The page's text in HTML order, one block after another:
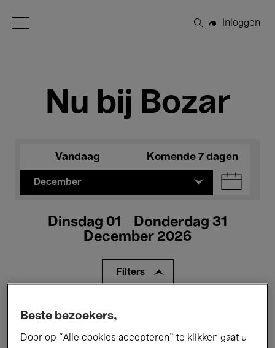
Open Menu
Zoeken
Inloggen
Nu bij Bozar
Vandaag Komende 7 dagen
December
Dinsdag 01 - Donderdag 31
December 2026
Filters
Alle evenementen
Tentoonstellingen Films
Beste bezoekers,
Door op “Alle cookies accepteren” te klikken gaat u